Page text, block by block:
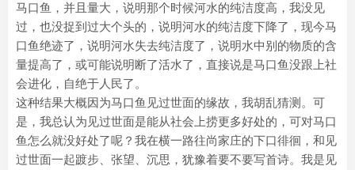
马口鱼，并且量大，说明那个时候河水的纯洁度高，我没见
过，也没捉到过大个头的，说明河水的纯洁度下降了，现今马
口鱼绝迹了，说明河水失去纯洁度了，说明水中别的物质的含
量提高了，或可能说明断了活水了，直接说是马口鱼没跟上社
会进化，自绝于人民了。
这种结果大概因为马口鱼见过世面的缘故，我胡乱猜测。可
是，我总认为见过世面是能从社会上捞更多好处的，可对马口
鱼怎么就没好处了呢？我在横一路往尚家庄的下口徘徊，和见
过世面一起踱步、张望、沉思，犹豫着要不要写首诗。我是见